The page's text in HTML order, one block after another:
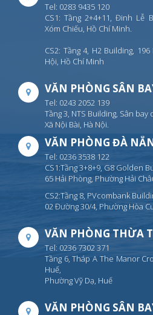
Tel: 0283 9435 120
CS1: Tầng 2+4+11, Đinh Lễ
Xóm Chiếu, Hồ Chí Minh.
CS2: Tầng 4, H2 Building,
Hội, Hồ Chí Minh
VĂN PHÒNG SÂN
Tel: 0243 2052 139
Tầng 3, NTS Building, Sân bay
Xã Nội Bài, Hà Nội.
VĂN PHÒNG ĐÀ
Tel: 0236 3538 122
CS1:Tầng 3+8+9, G8 Golden
65 Hải Phòng, Phường Hải
CS2:Tầng 8, PVcombank
02 Đường 30/4, Phường Hòa
VĂN PHÒNG THỪA
Tel: 0236 7302 371
Tầng 6, Tháp A The Manor
Huế,
Phường Vỹ Dạ, Huế
VĂN PHÒNG SÂN